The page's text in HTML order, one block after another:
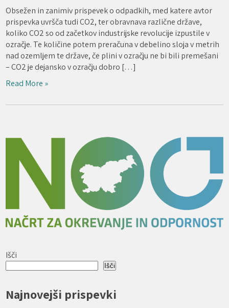
Obsežen in zanimiv prispevek o odpadkih, med katere avtor
prispevka uvršča tudi CO2, ter obravnava različne države,
koliko CO2 so od začetkov industrijske revolucije izpustile v
ozračje. Te količine potem preračuna v debelino sloja v metrih
nad ozemljem te države, če plini v ozračju ne bi bili premešani
– CO2 je dejansko v ozračju dobro […]
Read More »
Išči
Išči
Najnovejši prispevki